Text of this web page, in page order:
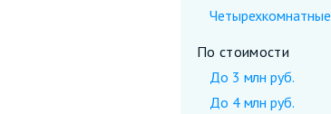
Четырехкомнатные
По стоимости
До 3 млн руб.
До 4 млн руб.